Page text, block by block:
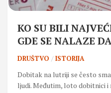
KO SU BILI
GDE SE NALAZE
DRUŠTVO /ISTORIJA
Dobitak na lutriji se često
ljudi. Međutim, loto dobitnici i